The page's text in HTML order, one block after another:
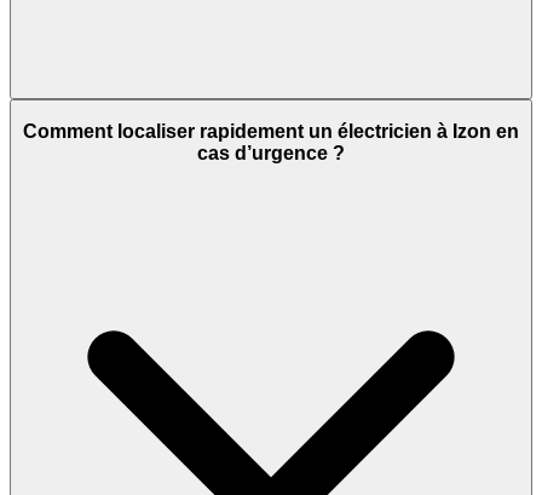
Comment localiser rapidement un électricien à Izon en
cas d’urgence ?